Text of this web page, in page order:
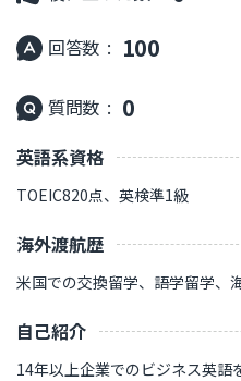
回答数 : 100
質問数 : 0
英語系資格
TOEIC820点、英検準1級
海外渡航歴
米国での交換留学、語学留学、
自己紹介
14年以上企業でのビジネス英語